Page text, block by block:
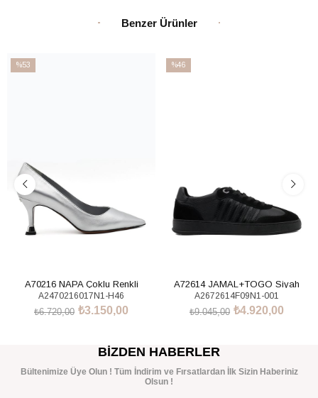
Benzer Ürünler
%53
A70216 NAPA Çoklu Renkli
A2470216017N1-H46
₺3.150,00
₺6.720,00
%46
A72614 JAMAL+TOGO Siyah
Sneakers Ayakkabı
A2672614F09N1-001
₺4.920,00
₺9.045,00
BIZDEN HABERLER
Bültenimize Üye Olun ! Tüm İndirim ve Fırsatlardan İlk Sizin Haberiniz
Olsun !